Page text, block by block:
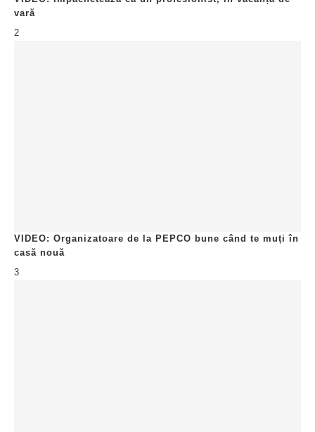
vară
2
VIDEO: Organizatoare de la PEPCO bune când te muți în
casă nouă
3